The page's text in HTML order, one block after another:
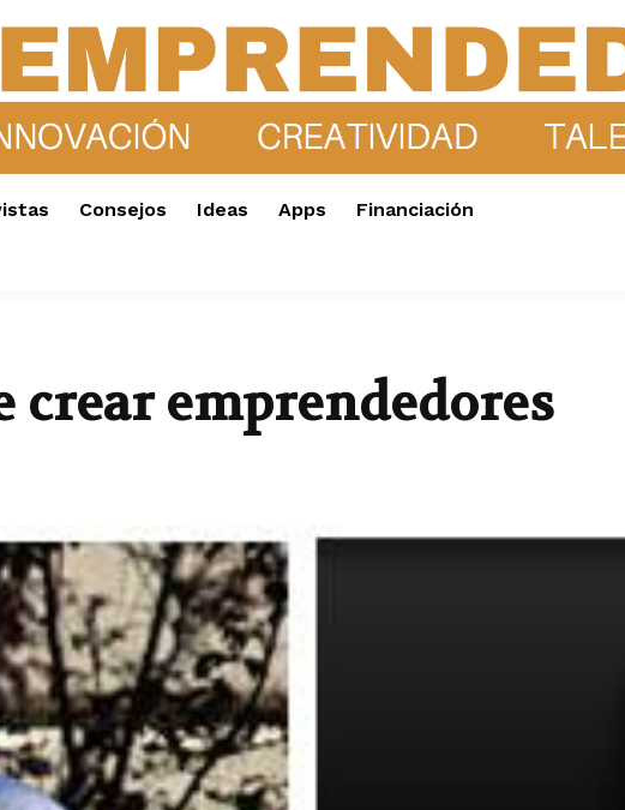
Consejos Ideas Apps Financiación
crear emprendedores